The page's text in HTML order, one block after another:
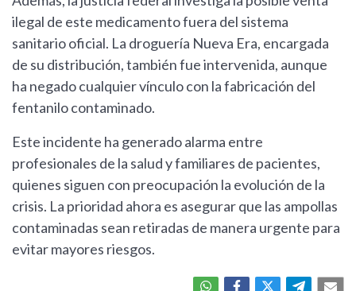
ilegal de este medicamento fuera del sistema
sanitario oficial. La droguería Nueva Era, encargada
de su distribución, también fue intervenida, aunque
ha negado cualquier vínculo con la fabricación del
fentanilo contaminado.
Este incidente ha generado alarma entre
profesionales de la salud y familiares de pacientes,
quienes siguen con preocupación la evolución de la
crisis. La prioridad ahora es asegurar que las ampollas
contaminadas sean retiradas de manera urgente para
evitar mayores riesgos.